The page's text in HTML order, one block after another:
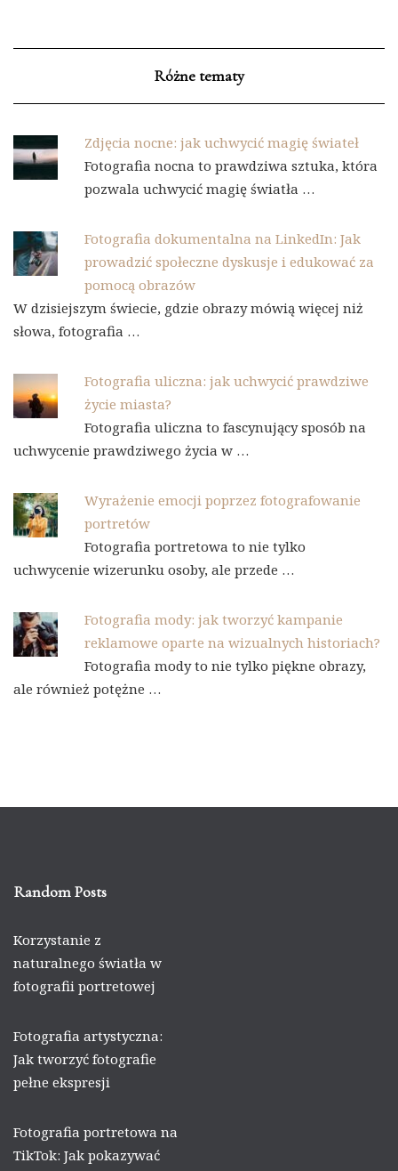
Różne tematy
Zdjęcia nocne: jak uchwycić magię świateł
Fotografia nocna to prawdziwa sztuka, która
pozwala uchwycić magię światła …
Fotografia dokumentalna na LinkedIn: Jak
prowadzić społeczne dyskusje i edukować za
pomocą obrazów
W dzisiejszym świecie, gdzie obrazy mówią więcej niż
słowa, fotografia …
Fotografia uliczna: jak uchwycić prawdziwe
życie miasta?
Fotografia uliczna to fascynujący sposób na
uchwycenie prawdziwego życia w …
Wyrażenie emocji poprzez fotografowanie
portretów
Fotografia portretowa to nie tylko
uchwycenie wizerunku osoby, ale przede …
Fotografia mody: jak tworzyć kampanie
reklamowe oparte na wizualnych historiach?
Fotografia mody to nie tylko piękne obrazy,
ale również potężne …
Random Posts
Korzystanie z
naturalnego światła w
fotografii portretowej
Fotografia artystyczna:
Jak tworzyć fotografie
pełne ekspresji
Fotografia portretowa na
TikTok: Jak pokazywać